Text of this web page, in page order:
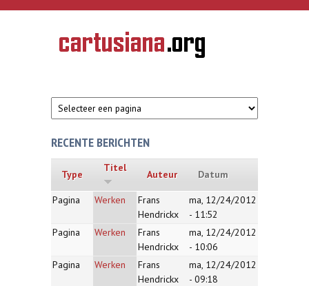
Overslaan en naar de inhoud gaan
CARTUSIANA
Geschiedenis
van de
RECENTE BERICHTEN
Type
Titel
Auteur Datum
Pagina Werken
Frans
Hendrickx
ma, 12/24/2012
- 11:52
Pagina
Werken
Frans
Hendrickx
ma, 12/24/2012
- 10:06
Pagina
Werken
Frans
Hendrickx
ma, 12/24/2012
- 09:18